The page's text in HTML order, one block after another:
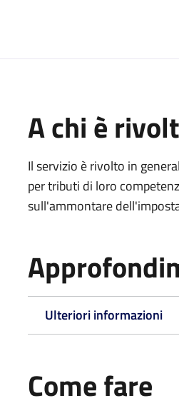
A chi è
Il servizio è rivolto in
per tributi di loro
sull'ammontare
Ulteriori informazioni
Come fare